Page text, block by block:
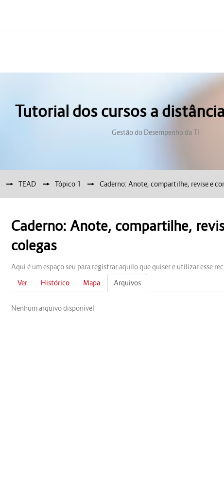
Tutorial dos cursos a
Gestão do Desempenho da TI
▶︎ TEAD ▶︎ Tópico 1 ▶︎ Caderno: Anote, compartilhe, revise e
Caderno: Anote, compartilhe,
colegas
Aqui é um espaço seu para registrar aquilo que quiser e utilizar esse
Ver
Histórico Mapa Arquivos
Nenhum arquivo disponível